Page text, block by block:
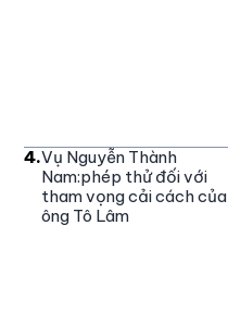
4.Vụ Nguyễn Thành
Nam:phép thử đối với
tham vọng cải cách của
ông Tô Lâm